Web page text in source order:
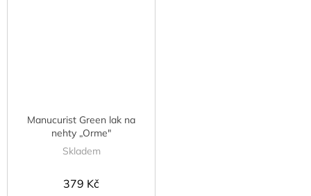
Manucurist Green lak na
nehty „Orme"
Skladem
379 Kč